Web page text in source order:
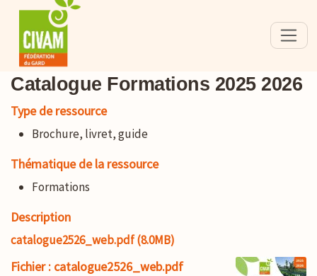
Catalogue Formations 2025 2026
Type de ressource
Brochure, livret, guide
Thématique de la ressource
Formations
Description
catalogue2526_web.pdf (8.0MB)
Fichier : catalogue2526_web.pdf